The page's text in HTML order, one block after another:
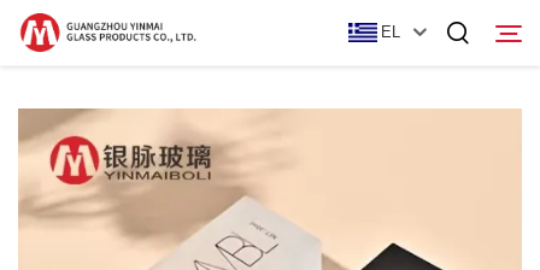
EL
Αρχική Σελίδα
Προϊόντα